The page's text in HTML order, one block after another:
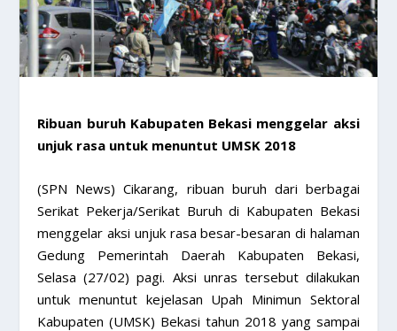
Ribuan buruh Kabupaten Bekasi menggelar aksi
unjuk rasa untuk menuntut UMSK 2018
(SPN News) Cikarang, ribuan buruh dari berbagai
Serikat Pekerja/Serikat Buruh di Kabupaten Bekasi
menggelar aksi unjuk rasa besar-besaran di halaman
Gedung Pemerintah Daerah Kabupaten Bekasi,
Selasa (27/02) pagi. Aksi unras tersebut dilakukan
untuk menuntut kejelasan Upah Minimun Sektoral
Kabupaten (UMSK) Bekasi tahun 2018 yang sampai